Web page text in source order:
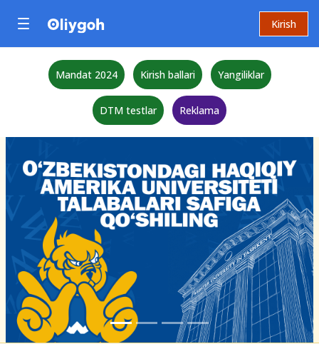
Kirish
Mandat 2024 Kirish ballari Yangiliklar
DTM testlar Reklama